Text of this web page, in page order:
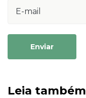
Enviar
Leia também